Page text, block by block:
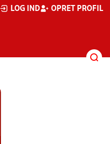
LOG IND OPRET PROFIL